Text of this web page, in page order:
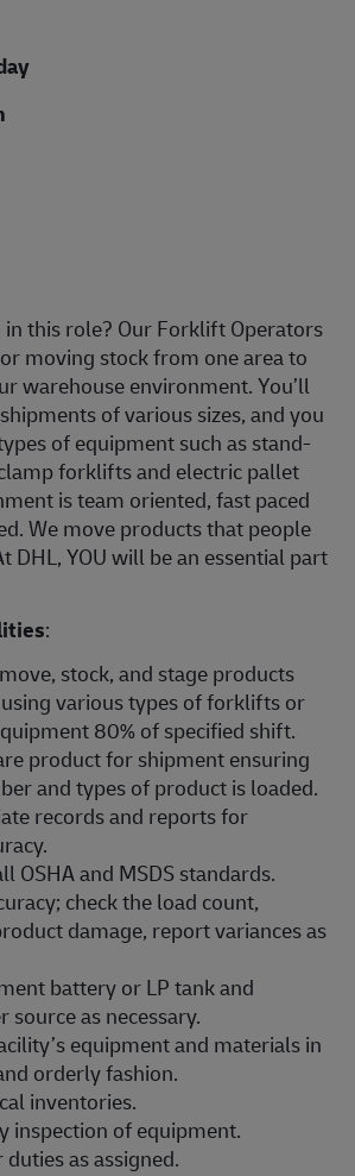
this role? Our Forklift Operators
moving stock from one area to
warehouse environment. You’ll
of various sizes, and you
of equipment such as stand-
forklifts and electric pallet
is team oriented, fast paced
We move products that people
DHL, YOU will be an essential part
:
stock, and stage products
various types of forklifts or
80% of specified shift.
product for shipment ensuring
and types of product is loaded.
records and reports for
OSHA and MSDS standards.
check the load count,
damage, report variances as
battery or LP tank and
as necessary.
equipment and materials in
orderly fashion.
inventories.
inspection of equipment.
as assigned.